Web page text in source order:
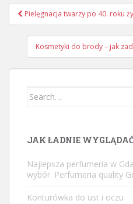
Nawigacja
wpisu
Pielęgnacja twarzy po 40. roku
Kosmetyki do brody – jak
Search
JAK ŁADNIE
Najlepsza perfumeria w
wybór. Perfumeria quality
Konturówka do ust i oczu